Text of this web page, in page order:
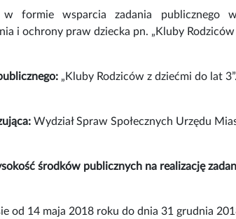
formie wsparcia zadania publicznego
i ochrony praw dziecka pn. „Kluby Rodziców
„Kluby Rodziców z dziećmi do lat 3”.
Wydział Spraw Społecznych Urzędu
środków publicznych na realizację
od 14 maja 2018 roku do dnia 31 grudnia